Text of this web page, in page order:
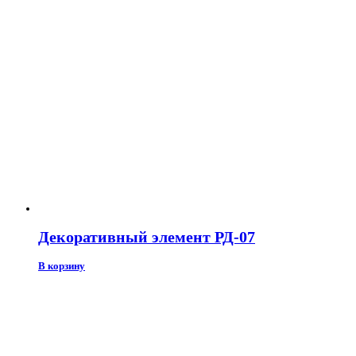
Декоративный элемент РД-07
В корзину